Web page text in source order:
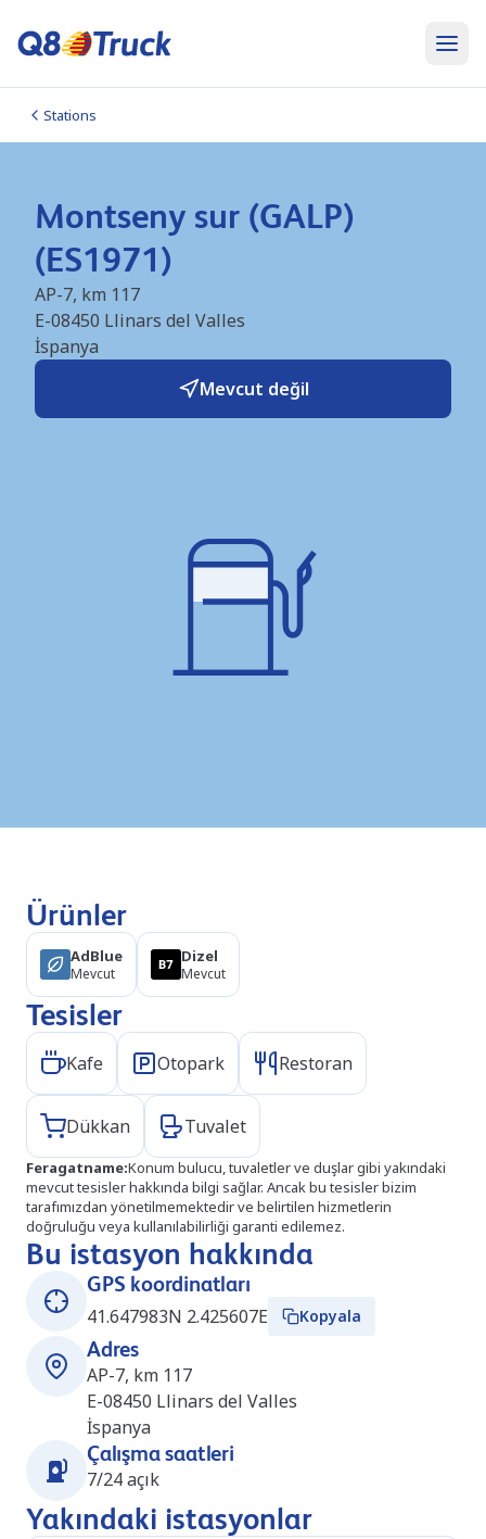
Stations
Montseny sur (GALP)
(ES1971)
AP-7, km 117
E-08450 Llinars del Valles
İspanya
Mevcut değil
Ürünler
AdBlue
Mevcut
Dizel
Mevcut
Tesisler
Kafe Otopark Restoran
Dükkan Tuvalet
Feragatname:Konum bulucu, tuvaletler ve duşlar gibi yakındaki
mevcut tesisler hakkında bilgi sağlar. Ancak bu tesisler bizim
tarafımızdan yönetilmemektedir ve belirtilen hizmetlerin
doğruluğu veya kullanılabilirliği garanti edilemez.
Bu istasyon hakkında
GPS koordinatları
41.647983N 2.425607E
Kopyala
Adres
AP-7, km 117
E-08450 Llinars del Valles
İspanya
Çalışma saatleri
7/24 açık
Yakındaki istasyonlar